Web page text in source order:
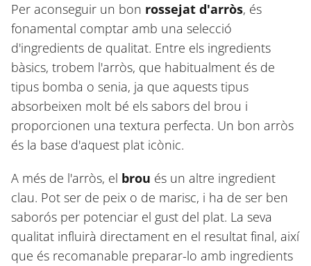
Per aconseguir un bon rossejat d'arròs, és
fonamental comptar amb una selecció
d'ingredients de qualitat. Entre els ingredients
bàsics, trobem l'arròs, que habitualment és de
tipus bomba o senia, ja que aquests tipus
absorbeixen molt bé els sabors del brou i
proporcionen una textura perfecta. Un bon arròs
és la base d'aquest plat icònic.
A més de l'arròs, el brou és un altre ingredient
clau. Pot ser de peix o de marisc, i ha de ser ben
saborós per potenciar el gust del plat. La seva
qualitat influirà directament en el resultat final, així
que és recomanable preparar-lo amb ingredients